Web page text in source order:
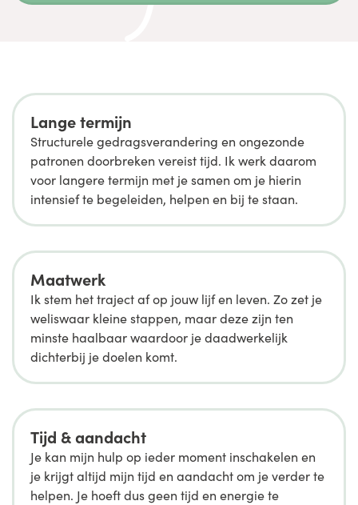
Lange termijn
Structurele gedragsverandering en ongezonde
patronen doorbreken vereist tijd. Ik werk daarom
voor langere termijn met je samen om je hierin
intensief te begeleiden, helpen en bij te staan.
Maatwerk
Ik stem het traject af op jouw lijf en leven. Zo zet je
weliswaar kleine stappen, maar deze zijn ten
minste haalbaar waardoor je daadwerkelijk
dichterbij je doelen komt.
Tijd & aandacht
Je kan mijn hulp op ieder moment inschakelen en
je krijgt altijd mijn tijd en aandacht om je verder te
helpen. Je hoeft dus geen tijd en energie te